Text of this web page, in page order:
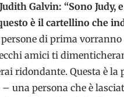
Galvin: “Sono Judy,
è il cartellino che
di prima vorranno
amici ti
ridondante. Questa è la
– una persona che è